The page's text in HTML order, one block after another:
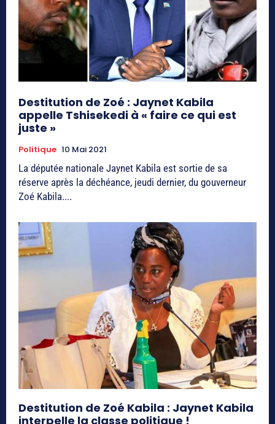
Destitution de Zoé : Jaynet Kabila
appelle Tshisekedi à « faire ce qui est
juste »
Politique 10 Mai 2021
La députée nationale Jaynet Kabila est sortie de sa
réserve après la déchéance, jeudi dernier, du gouverneur
Zoé Kabila....
Destitution de Zoé Kabila : Jaynet Kabila
interpelle la classe politique !